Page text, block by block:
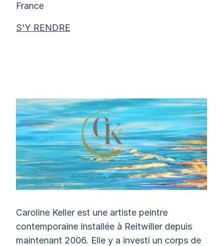
France
S'Y RENDRE
Caroline Keller est une artiste peintre
contemporaine installée à Reitwiller depuis
maintenant 2006. Elle y a investi un corps de